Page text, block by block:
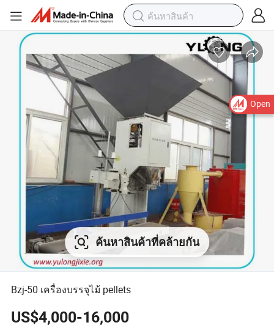
Open
ค้นหาสินค้าที่คล้ายกัน
Bzj-50 เครื่องบรรจุไม้ pellets
US$4,000-16,000